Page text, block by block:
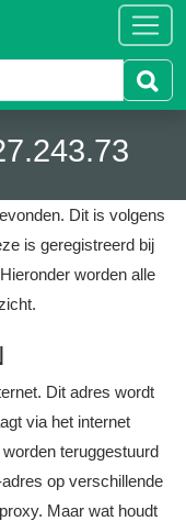
Dit is volgens
is geregistreerd bij
Hieronder worden alle
Dit adres wordt
via het internet
teruggestuurd
op verschillende
Maar wat houdt